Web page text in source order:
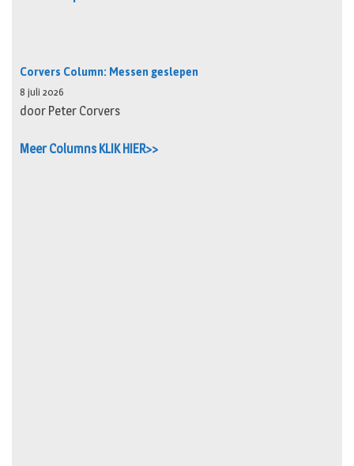
Corvers Column: Messen geslepen
8 juli 2026
door Peter Corvers
Meer Columns KLIK HIER>>